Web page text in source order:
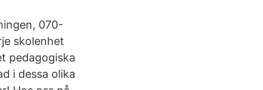
070-
skolenhet
pedagogiska
i dessa olika